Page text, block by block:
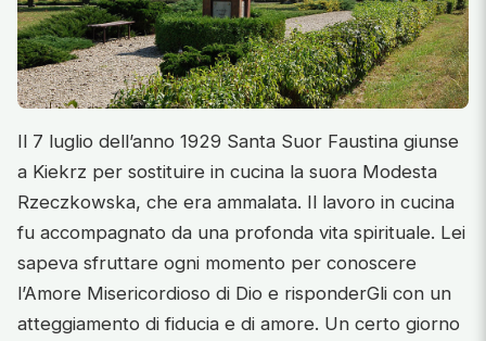
Il 7 luglio dell’anno 1929 Santa Suor Faustina giunse
a Kiekrz per sostituire in cucina la suora Modesta
Rzeczkowska, che era ammalata. Il lavoro in cucina
fu accompagnato da una profonda vita spirituale. Lei
sapeva sfruttare ogni momento per conoscere
l’Amore Misericordioso di Dio e risponderGli con un
atteggiamento di fiducia e di amore. Un certo giorno